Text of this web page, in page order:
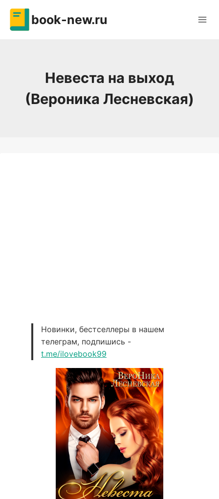
Перейти
содержимому
book-new.ru
Невеста на выход
(Вероника Лесневская)
Новинки, бестселлеры в нашем
телеграм, подпишись -
t.me/ilovebook99